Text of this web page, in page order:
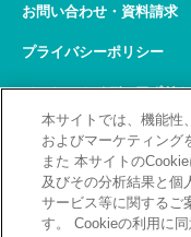
お問い合わせ・資料請求
プライバシーポリシー
ソーシャルメディアポリ
サイトの利用について
サイトマップ
関連リンク
本サイトでは、機能性
およびマーケティング
また 本サイトの
及びその分析結果と個
サービス等に関するご
す。 Cookieの利用に